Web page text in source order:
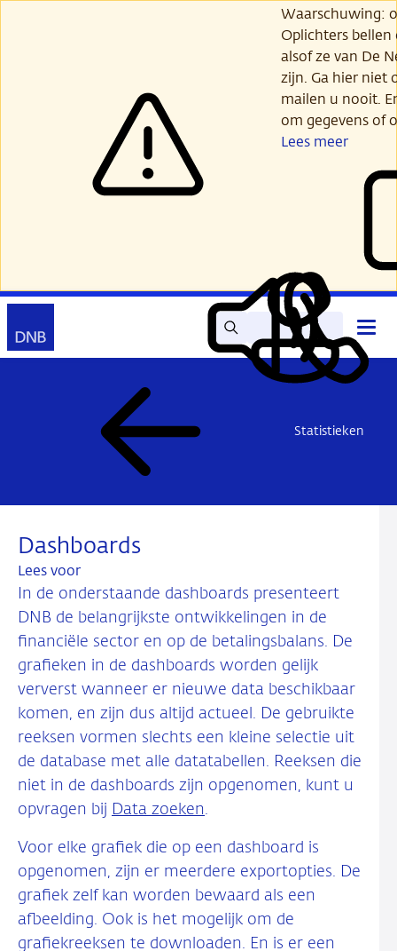
Waarschuwing:
Oplichters
alsof ze van De
zijn. Ga hier niet
mailen u nooit.
om gegevens of
Lees meer
Zoek Lees
voor
Mijn
DNB
Contact
Statistieken
Dashboards
Lees voor
In de onderstaande dashboards presenteert
DNB de belangrijkste ontwikkelingen in de
financiële sector en op de betalingsbalans. De
grafieken in de dashboards worden gelijk
ververst wanneer er nieuwe data beschikbaar
komen, en zijn dus altijd actueel. De gebruikte
reeksen vormen slechts een kleine selectie uit
de database met alle datatabellen. Reeksen die
niet in de dashboards zijn opgenomen, kunt u
opvragen bij Data zoeken.
Voor elke grafiek die op een dashboard is
opgenomen, zijn er meerdere exportopties. De
grafiek zelf kan worden bewaard als een
afbeelding. Ook is het mogelijk om de
grafiekreeksen te downloaden. En is er een